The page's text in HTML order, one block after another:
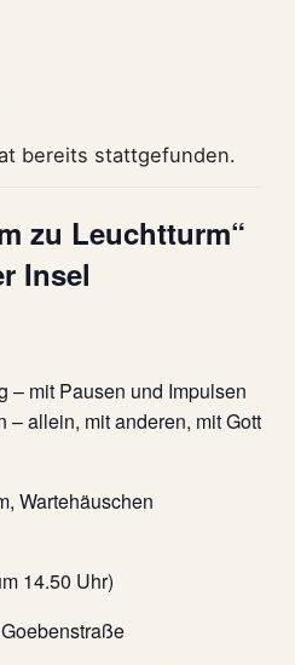
bereits stattgefunden.
zu Leuchtturm“
Insel
– mit Pausen und Impulsen
– allein, mit anderen, mit Gott
Wartehäuschen
14.50 Uhr)